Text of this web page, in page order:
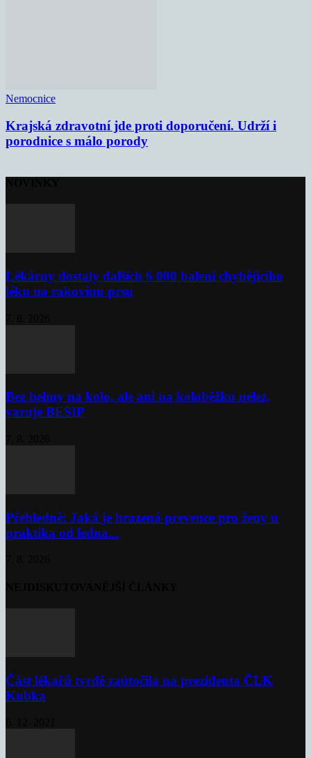
Nemocnice
Krajská zdravotní jde proti doporučení. Udrží i
porodnice s málo porody
Lékárny dostaly dalších 6 000 balení chybějícího
léku na rakovinu prsu
Bez helmy na kolo, ale ani na koloběžku nelez,
varuje BESIP
Přehledně: Jaká je hrazená prevence pro ženy u
praktika od ledna...
Část lékařů tvrdě zaútočila na prezidenta ČLK
Kubka